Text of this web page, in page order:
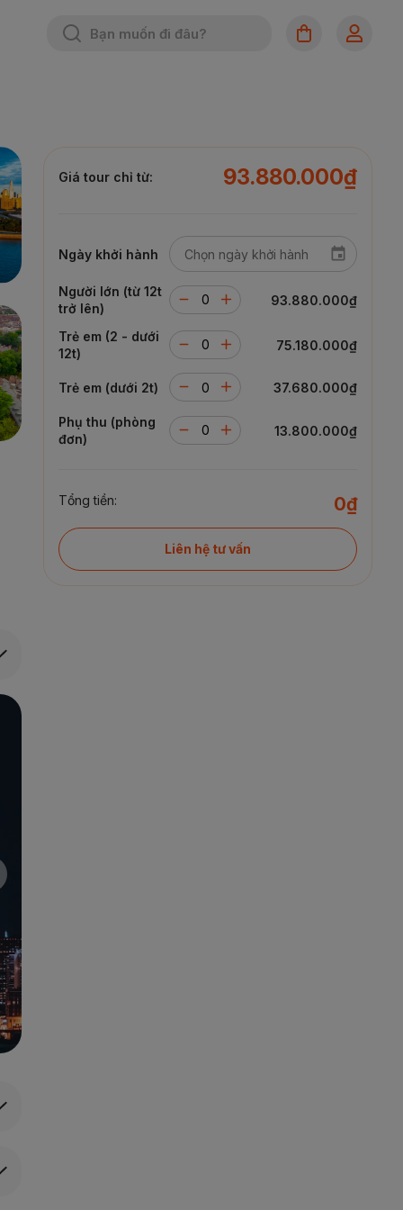
Giá tour chỉ từ: 93.880.000₫
Ngày khởi hành
Người lớn (từ 12t
trở lên)
93.880.000₫
Trẻ em (2 - dưới
12t)
75.180.000₫
Trẻ em (dưới 2t) 37.680.000₫
Phụ thu (phòng
đơn)
13.800.000₫
Tổng tiền: 0₫
Liên hệ tư vấn